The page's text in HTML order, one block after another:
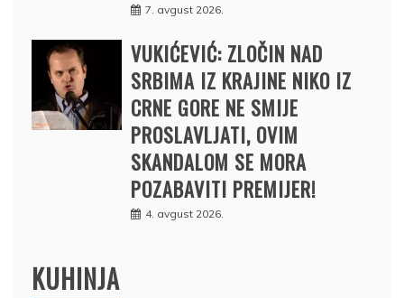
7. avgust 2026.
VUKIĆEVIĆ: ZLOČIN NAD
SRBIMA IZ KRAJINE NIKO IZ
CRNE GORE NE SMIJE
PROSLAVLJATI, OVIM
SKANDALOM SE MORA
POZABAVITI PREMIJER!
4. avgust 2026.
KUHINJA